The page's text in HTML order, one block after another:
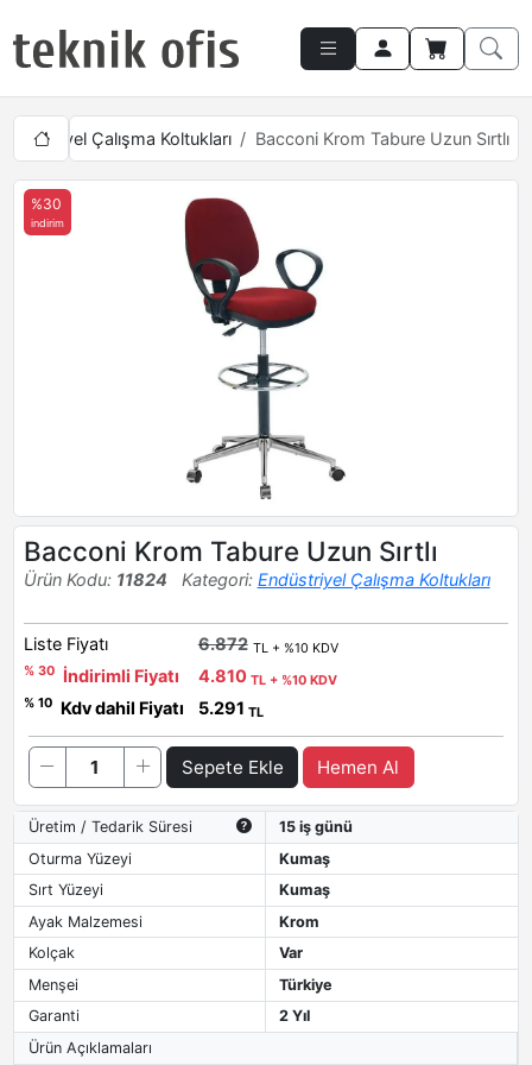
Çalışma Koltukları Bacconi Krom Tabure Uzun Sırtlı
%30
indirim
Bacconi Krom Tabure Uzun Sırtlı
Ürün Kodu: 11824 Kategori: Endüstriyel Çalışma Koltukları
Liste Fiyatı 6.872 TL + %10 KDV
% 30
İndirimli Fiyatı 4.810 TL + %10 KDV
% 10
Kdv dahil Fiyatı 5.291 TL
Sepete Ekle Hemen Al
Üretim / Tedarik Süresi
15 iş günü
Oturma Yüzeyi
Kumaş
Sırt Yüzeyi
Kumaş
Ayak Malzemesi
Krom
Kolçak
Var
Menşei
Türkiye
Garanti
2 Yıl
Ürün Açıklamaları